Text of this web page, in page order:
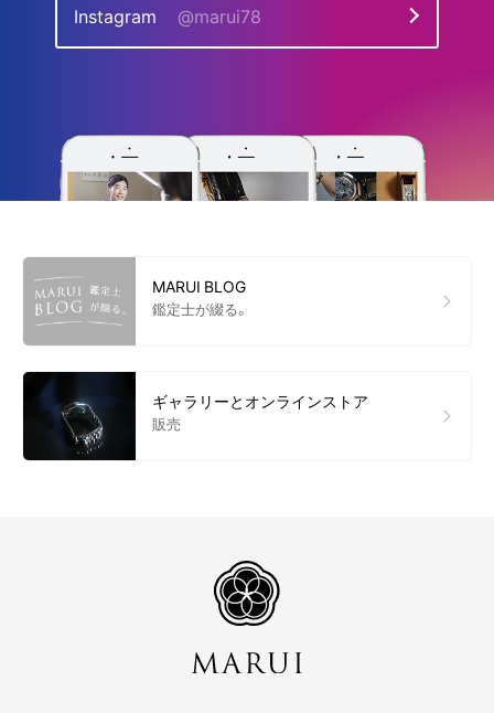
Instagram @marui78
MARUI BLOG
鑑定士が綴る。
ギャラリーとオンラインストア
販売